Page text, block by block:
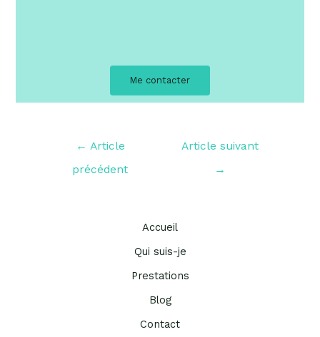
Me contacter
← Article
précédent
Article suivant
→
Accueil
Qui suis-je
Prestations
Blog
Contact